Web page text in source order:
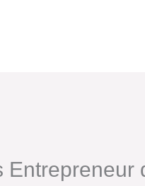
Entrepreneur